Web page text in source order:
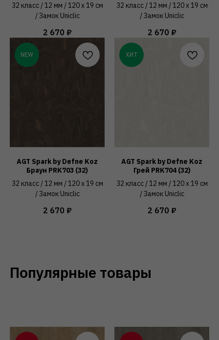
32 класс / 12 мм / 120 x 19 см
/ Замок Uniclic
2 670 ₽
32 класс / 12 мм / 120 x 19 см
/ Замок Uniclic
2 670 ₽
NEW
AGT Spark by Defne Koz
Браун PRK703 (32)
32 класс / 12 мм / 120 x 19 см
/ Замок Uniclic
2 670 ₽
ХИТ
AGT Spark by Defne Koz
Грей PRK704 (32)
32 класс / 12 мм / 120 x 19 см
/ Замок Uniclic
2 670 ₽
Популярные товары